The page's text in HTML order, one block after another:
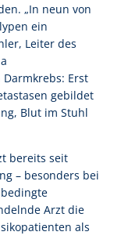
„In neun von
ein
Leiter des
Erst
gebildet
Blut im Stuhl
bereits seit
– besonders bei
Arzt die
als